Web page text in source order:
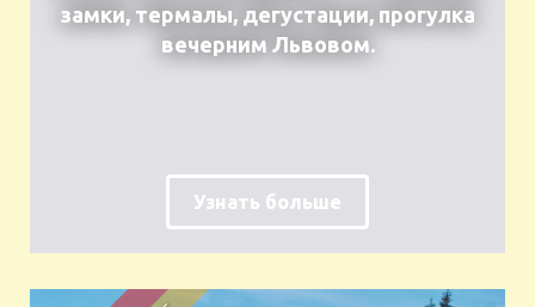
замки, термалы, дегустации, прогулка
вечерним Львовом.
Узнать больше